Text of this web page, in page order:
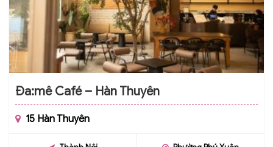
Đa:mê Café – Hàn Thuyên
15 Hàn Thuyên